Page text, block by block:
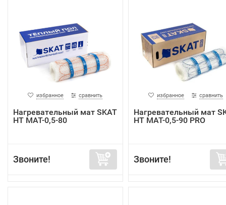
избранное сравнить
Нагревательный мат SKAT
HT MAT-0,5-80
Звоните!
избранное сравнить
Нагревательный мат
HT MAT-0,5-90 PRO
Звоните!